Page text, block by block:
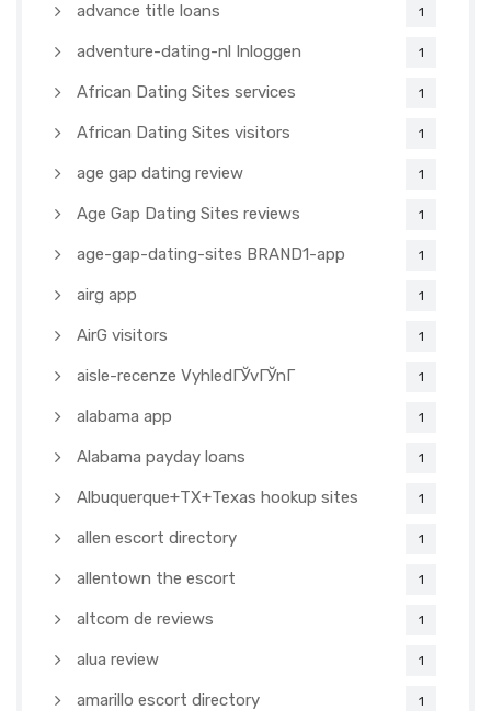
advance title loans 1
adventure-dating-nl Inloggen 1
African Dating Sites services 1
African Dating Sites visitors 1
age gap dating review 1
Age Gap Dating Sites reviews 1
age-gap-dating-sites BRAND1-app 1
airg app 1
AirG visitors 1
aisle-recenze VyhledГЎvГЎnГ­ 1
alabama app 1
Alabama payday loans 1
Albuquerque+TX+Texas hookup sites 1
allen escort directory 1
allentown the escort 1
altcom de reviews 1
alua review 1
amarillo escort directory 1